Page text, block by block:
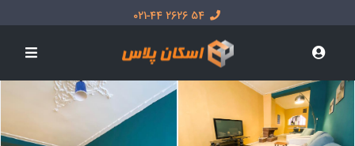
54 2626 021-44